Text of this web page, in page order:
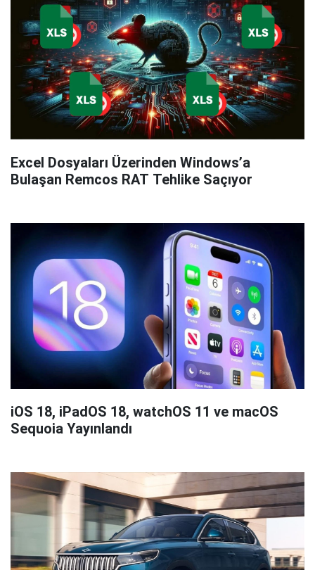
Excel Dosyaları Üzerinden Windows’a
Bulaşan Remcos RAT Tehlike Saçıyor
iOS 18, iPadOS 18, watchOS 11 ve macOS
Sequoia Yayınlandı